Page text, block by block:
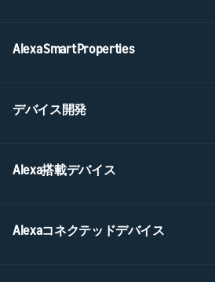
Alexa Smart Properties
デバイス開発
Alexa搭載デバイス
Alexaコネクテッドデバイス